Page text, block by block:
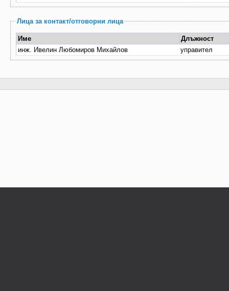
Лица за контакт/отговорни лица
Име
Длъжност
инж. Ивелин Любомиров Михайлов
управител